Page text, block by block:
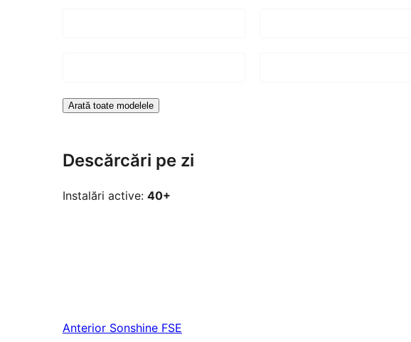
Arată toate modelele
Descărcări pe zi
Instalări active: 40+
Anterior Sonshine FSE